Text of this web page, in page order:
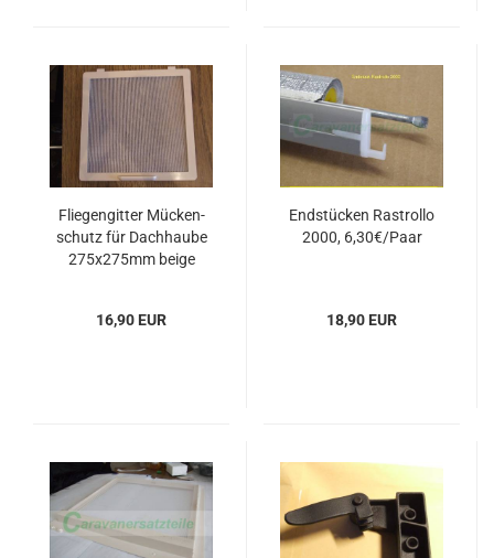
Flie­gen­git­ter Mü­cken­
schutz für Dach­hau­be
275x275mm beige
16,90 EUR
End­stü­cken Rast­rol­lo
2000, 6,30€/Paar
18,90 EUR